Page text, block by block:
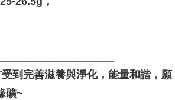
到完善滋養與淨化，能量和諧，願
礦~